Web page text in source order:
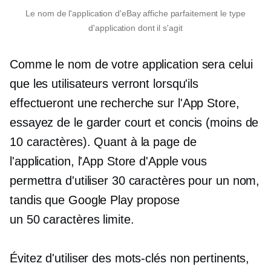
Le nom de l'application d'eBay affiche parfaitement le type
d'application dont il s'agit
Comme le nom de votre application sera celui
que les utilisateurs verront lorsqu'ils
effectueront une recherche sur l'App Store,
essayez de le garder court et concis (moins de
10 caractères). Quant à la page de
l'application, l'App Store d'Apple vous
permettra d'utiliser 30 caractères pour un nom,
tandis que Google Play propose
un 50 caractèreslimite.
Évitez d'utiliser des mots-clés non pertinents,